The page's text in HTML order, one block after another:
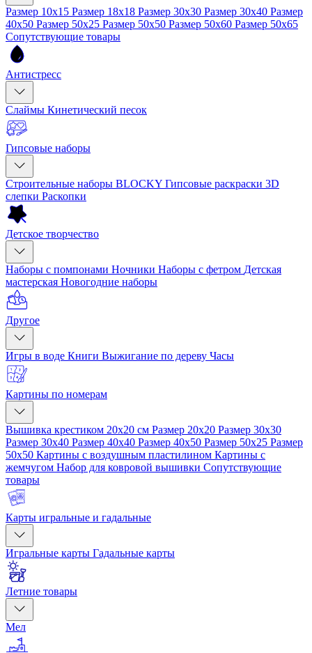
Размер 10x15 Размер 18x18 Размер 30x30 Размер 30x40 Размер
40x50 Размер 50x25 Размер 50x50 Размер 50x60 Размер 50x65
Сопутствующие товары
Антистресс
Слаймы Кинетический песок
Гипсовые наборы
Строительные наборы BLOCKY Гипсовые раскраски 3D
слепки Раскопки
Детское творчество
Наборы с помпонами Ночники Наборы с фетром Детская
мастерская Новогодние наборы
Другое
Игры в воде Книги Выжигание по дереву Часы
Картины по номерам
Вышивка крестиком 20x20 см Размер 20x20 Размер 30x30
Размер 30x40 Размер 40x40 Размер 40x50 Размер 50x25 Размер
50x50 Картины с воздушным пластилином Картины с
жемчугом Набор для ковровой вышивки Сопутствующие
товары
Карты игральные и гадальные
Игральные карты Гадальные карты
Летние товары
Мел